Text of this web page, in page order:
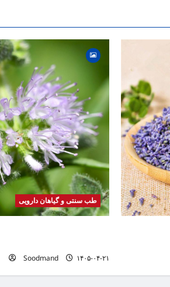
طب سنتی و گیاهان دارویی
Soodmand
۱۴۰۵-۰۴-۲۱
گیاه بیماری موضوع